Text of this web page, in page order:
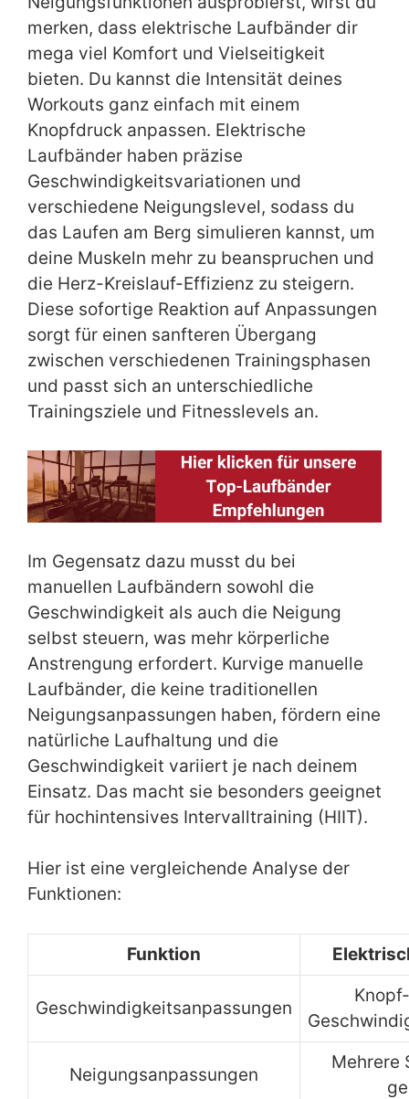
merken, dass elektrische Laufbänder dir
mega viel Komfort und Vielseitigkeit
bieten. Du kannst die Intensität deines
Workouts ganz einfach mit einem
Knopfdruck anpassen. Elektrische
Laufbänder haben präzise
Geschwindigkeitsvariationen und
verschiedene Neigungslevel, sodass du
das Laufen am Berg simulieren kannst, um
deine Muskeln mehr zu beanspruchen und
die Herz-Kreislauf-Effizienz zu steigern.
Diese sofortige Reaktion auf Anpassungen
sorgt für einen sanfteren Übergang
zwischen verschiedenen Trainingsphasen
und passt sich an unterschiedliche
Trainingsziele und Fitnesslevels an.
Im Gegensatz dazu musst du bei
manuellen Laufbändern sowohl die
Geschwindigkeit als auch die Neigung
selbst steuern, was mehr körperliche
Anstrengung erfordert. Kurvige manuelle
Laufbänder, die keine traditionellen
Neigungsanpassungen haben, fördern eine
natürliche Laufhaltung und die
Geschwindigkeit variiert je nach deinem
Einsatz. Das macht sie besonders geeignet
für hochintensives Intervalltraining (HIIT).
Hier ist eine vergleichende Analyse der
Funktionen:
Funktion
Geschwindigkeitsanpassungen
Neigungsanpassungen
Mehrere